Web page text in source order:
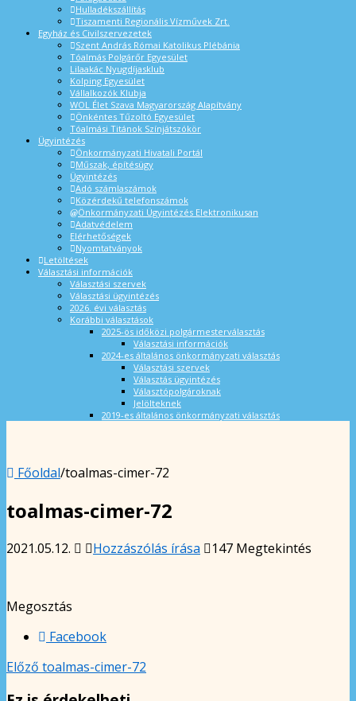
Hulladékszállítás
Tiszamenti Regionális Vízművek Zrt.
Egyház és Civilszervezetek
Szent András Római Katolikus Plébánia
Tóalmás Polgárőr Egyesület
Lilaakác Nyugdíjasklub
Kolping Egyesület
Vállalkozók Klubja
WOL Élet Szava Magyarország Alapítvány
Önkéntes Tűzoltó Egyesület
Tóalmási Titánok Színjátszókör
Ügyintézés
Önkormányzati Hivatali Portál
Műszak, építésügy
Ügyintézés
Adó számlaszámok
Közérdekű telefonszámok
Önkormányzati Ügyintézés Elektronikusan
Adatvédelem
Elérhetőségek
Nyomtatványok
Letöltések
Választási információk
Választási szervek
Választási ügyintézés
2026. évi választás
Korábbi választások
2025-ös időközi polgármesterválasztás
Választási információk
2024-es általános önkormányzati választás
Választási szervek
Választás ügyintézés
Választópolgároknak
Jelölteknek
2019-es általános önkormányzati választás
Főoldal/toalmas-cimer-72
toalmas-cimer-72
2021.05.12. Hozzászólás írása 147 Megtekintés
Megosztás
Facebook
Előző toalmas-cimer-72